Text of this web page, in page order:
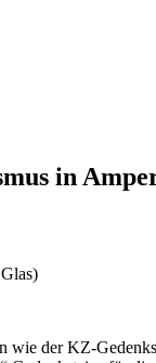
in
der KZ-